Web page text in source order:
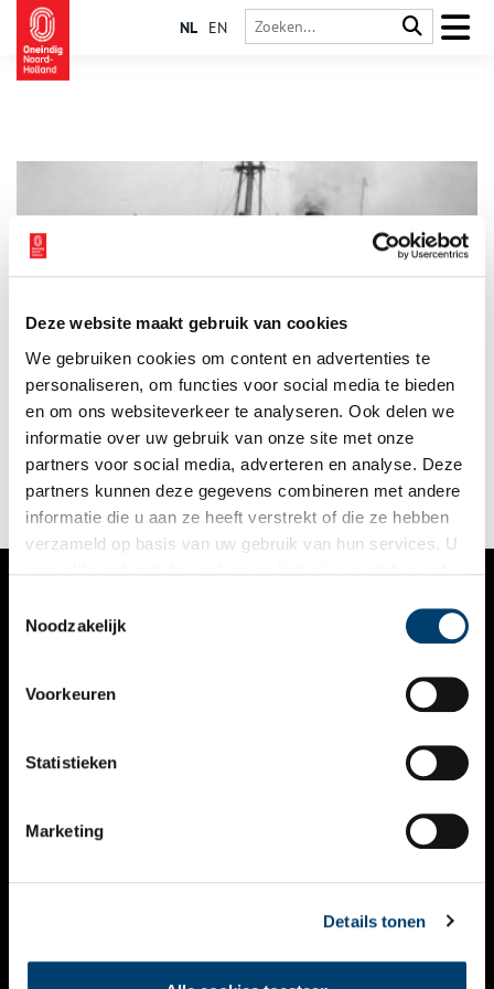
Deze website maakt gebruik van cookies
We gebruiken cookies om content en advertenties te
personaliseren, om functies voor social media te bieden
en om ons websiteverkeer te analyseren. Ook delen we
informatie over uw gebruik van onze site met onze
partners voor social media, adverteren en analyse. Deze
partners kunnen deze gegevens combineren met andere
informatie die u aan ze heeft verstrekt of die ze hebben
verzameld op basis van uw gebruik van hun services. U
Noodzakelijk
Voorkeuren
Statistieken
Marketing
Details tonen
NL EN
Vele Nederlandse zeelieden waren tijdens de Tweede
Wereldoorlog vijf jaar lang van huis. Zo ook Laurens Johannes
Swart (1891-1977). Op 19 april 1940 voer hij als chef
hofmeester uit op het m.s. Tanimbar van de Stoomvaart
Maatschappij Nederland (SMN), om pas weer in juli 1945 per
m.s. Salland van de Koninklijke Hollandsche Lloyd (KHL) naar
huis terug te keren. Een reis die een oorlog lang duurde.
VERHALEN
KALENDER
THEMA’S
VIDEO’S
CONTACT